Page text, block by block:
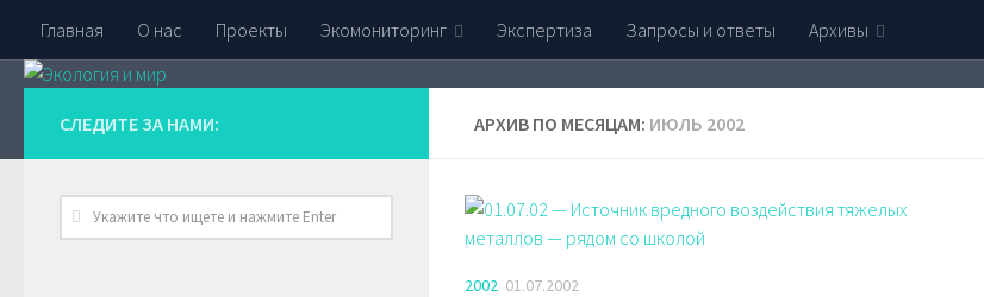
Главная О нас Проекты Экомониторинг Экспертиза Запросы и ответы Архивы
Экология и мир
АРХИВ ПО МЕСЯЦАМ: ИЮЛЬ 2002
2002 01.07.2002
СЛЕДИТЕ ЗА НАМИ: